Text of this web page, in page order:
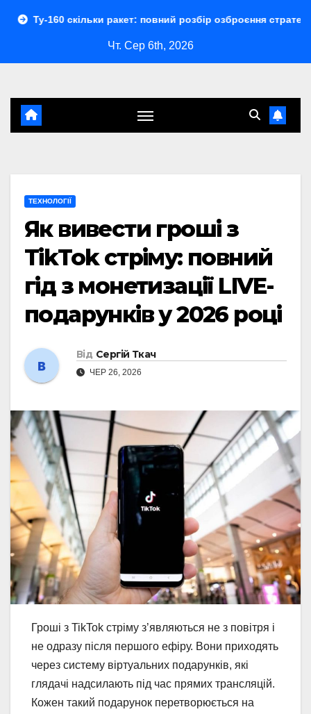
ракет: повний розбір озброєння стратегічного
Чт. Сер 6th, 2026
ТЕХНОЛОГІЇ
Як вивести гроші з
TikTok стріму: повний
гід з монетизації LIVE-
подарунків у 2026 році
Від Сергій Ткач
ЧЕР 26, 2026
Гроші з TikTok стріму з’являються не з повітря і
не одразу після першого ефіру. Вони приходять
через систему віртуальних подарунків, які
глядачі надсилають під час прямих трансляцій.
Кожен такий подарунок перетворюється на